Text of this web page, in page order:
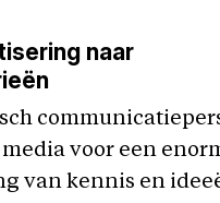
naar
voor een
van kennis en